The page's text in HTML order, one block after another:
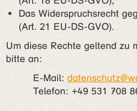
Das Widerspruchsrecht
(Art. 21 EU-DS-GVO).
Um diese Rechte geltend zu
bitte an:
E-Mail:
Telefon: +49 531 708